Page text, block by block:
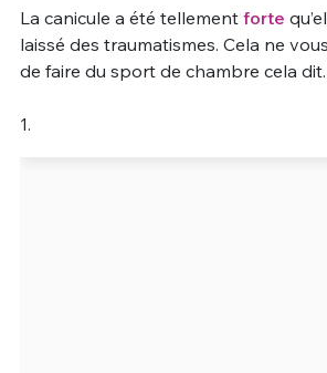
La canicule a été tellement forte
laissé des traumatismes. Cela ne
de faire du sport de chambre cela dit.
1.